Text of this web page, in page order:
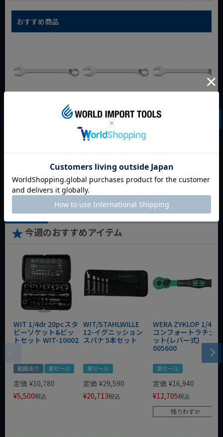
おすすめ商品
HAZET ショートコ
ンビネーションレン
¥3,835税込
残りわずか
カートに入れる
HAZET ショートコ
ンビネーションレン
チ 603/12
定価
¥4,755税込
残りわずか
カートに入れる
HAZET ショートコ
ンビネーションレン
¥4,567税込
残りわずか
今週のおすすめアイテム
WIT 1/4dr 20pcスタ
ビーソケット&ビッ
トセット WIT-10002
動画あり 夏セール
定価 ¥10,780
¥5,500税込
WIT/STAHLWILLE
12-イグニッション
スパナ 5本セット
夏セール
定価 ¥29,590
¥20,713税込
WERA ZYKLOP 1/4"
コンフォートラチェ
ット(レバー式)
005600
夏セール
定価 ¥16,940
¥12,705税込
残りわずか